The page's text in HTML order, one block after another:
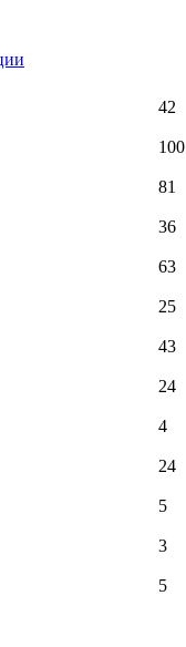
42
100
81
36
63
25
43
24
4
24
5
3
5